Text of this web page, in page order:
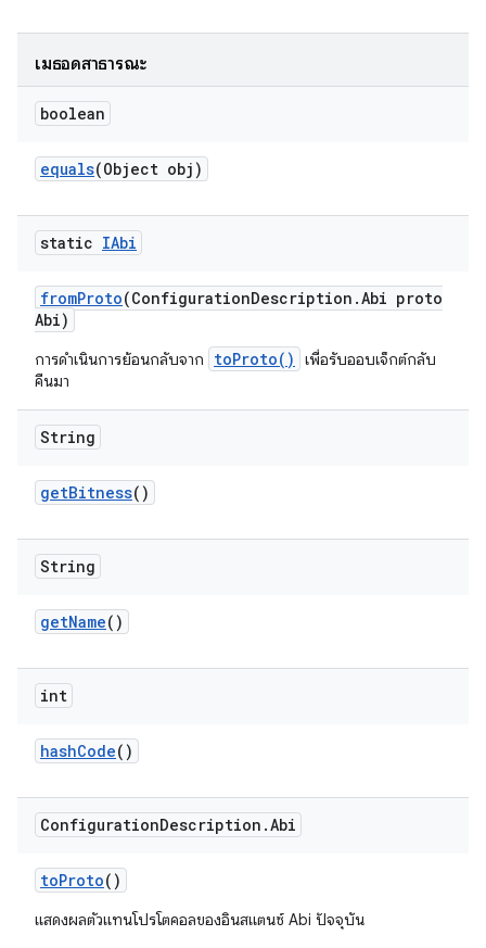
เมธอดสาธารณะ
boolean
equals(Object obj)
static IAbi
fromProto(ConfigurationDescription .Abi proto
Abi)
การดำเนินการย้อนกลับจาก toProto()
เพื่อรับออบเจ็กต์กลับ
คืนมา
String
getBitness()
String
getName()
int
hashCode()
ConfigurationDescription .Abi
toProto()
แสดงผลตัวแทนโปรโตคอลของอินสแตนซ์ Abi ปัจจุบัน